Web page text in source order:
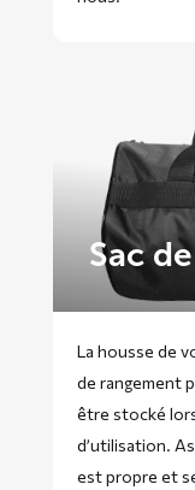
Sac
La housse de
de rangement
être stocké
d’utilisation.
est propre et